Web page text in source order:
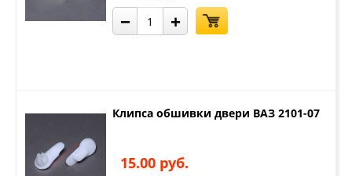
− +
Клипса обшивки двери ВАЗ 2101-07
15.00 руб.